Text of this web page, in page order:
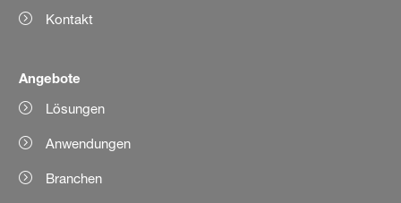
Kontakt
Angebote
Lösungen
Anwendungen
Branchen